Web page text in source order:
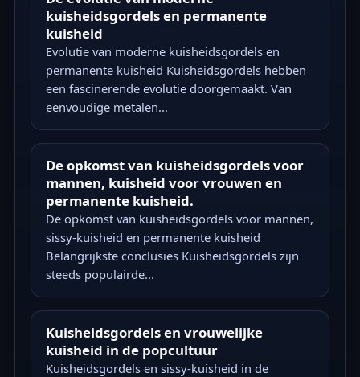
kuisheidsgordels en permanente
kuisheid
Evolutie van moderne kuisheidsgordels en
permanente kuisheid Kuisheidsgordels hebben
een fascinerende evolutie doorgemaakt. Van
eenvoudige metalen...
De opkomst van kuisheidsgordels voor
mannen, kuisheid voor vrouwen en
permanente kuisheid.
De opkomst van kuisheidsgordels voor mannen,
sissy-kuisheid en permanente kuisheid
Belangrijkste conclusies Kuisheidsgordels zijn
steeds populairde...
Kuisheidsgordels en vrouwelijke
kuisheid in de popcultuur
Kuisheidsgordels en sissy-kuisheid in de